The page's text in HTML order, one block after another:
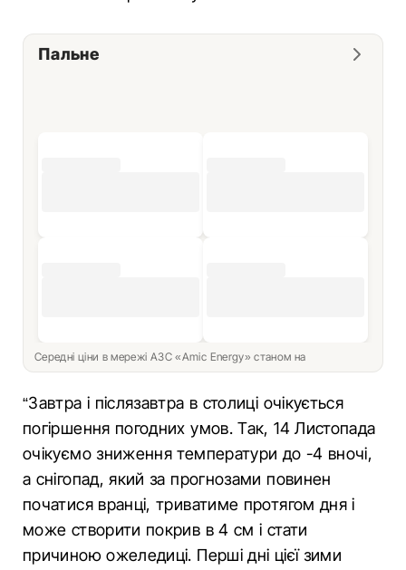
Пальне
Середні ціни в мережі АЗС «Amic Energy» станом на
“Завтра і післязавтра в столиці очікується
погіршення погодних умов. Так, 14 Листопада
очікуємо зниження температури до -4 вночі,
а снігопад, який за прогнозами повинен
початися вранці, триватиме протягом дня і
може створити покрив в 4 см і стати
причиною ожеледиці. Перші дні цієї зими